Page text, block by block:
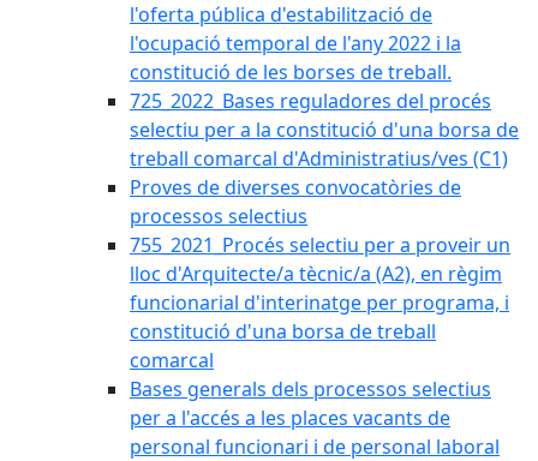
l'oferta pública d'estabilització de
l'ocupació temporal de l'any 2022 i la
constitució de les borses de treball.
725_2022_Bases reguladores del procés
selectiu per a la constitució d'una borsa de
treball comarcal d'Administratius/ves (C1)
Proves de diverses convocatòries de
processos selectius
755_2021_Procés selectiu per a proveir un
lloc d'Arquitecte/a tècnic/a (A2), en règim
funcionarial d'interinatge per programa, i
constitució d'una borsa de treball
comarcal
Bases generals dels processos selectius
per a l'accés a les places vacants de
personal funcionari i de personal laboral